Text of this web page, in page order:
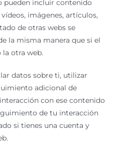
pueden incluir contenido
imágenes, artículos,
de otras webs se
la misma manera que si el
otra web.
datos sobre ti, utilizar
adicional de
con ese contenido
de tu interacción
si tienes una cuenta y